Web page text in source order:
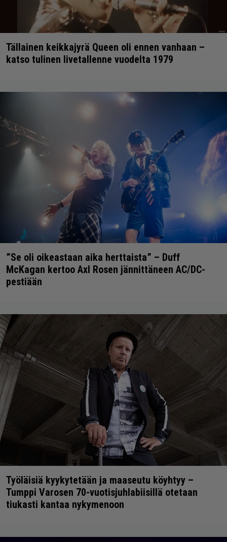
Tällainen keikkajyrä Queen oli ennen vanhaan –
katso tulinen livetallenne vuodelta 1979
”Se oli oikeastaan aika herttaista” – Duff
McKagan kertoo Axl Rosen jännittäneen AC/DC-
pestiään
Työläisiä kyykytetään ja maaseutu köyhtyy –
Tumppi Varosen 70-vuotisjuhlabiisillä otetaan
tiukasti kantaa nykymenoon